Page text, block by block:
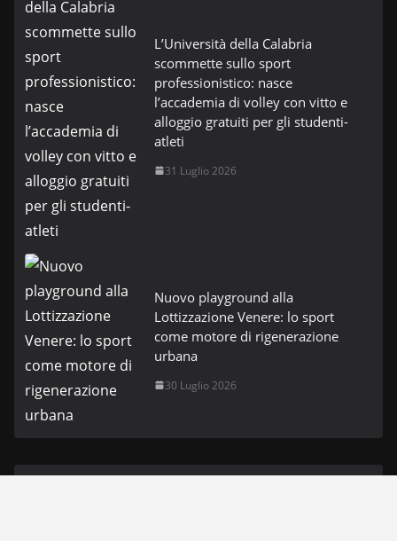
L’Università della Calabria
scommette sullo sport
professionistico: nasce
l’accademia di volley con vitto e
alloggio gratuiti per gli studenti-
atleti
31 Luglio 2026
Nuovo playground alla
Lottizzazione Venere: lo sport
come motore di rigenerazione
urbana
30 Luglio 2026